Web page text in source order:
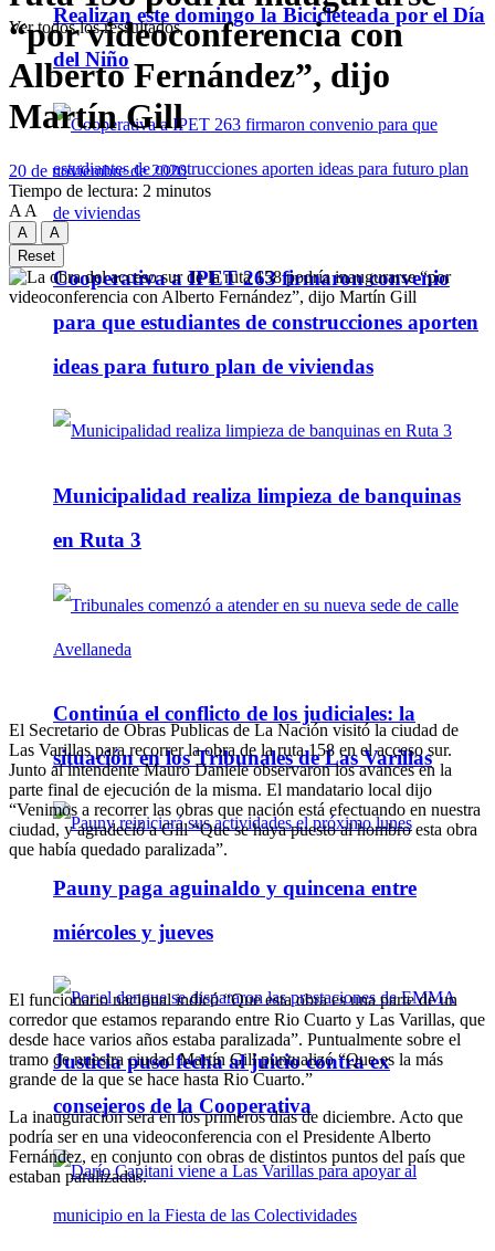
Realizan este domingo la Bicicleteada por el Día
del Niño
Cooperativa a IPET 263 firmaron convenio
para que estudiantes de construcciones aporten
ideas para futuro plan de viviendas
Municipalidad realiza limpieza de banquinas
en Ruta 3
Continúa el conflicto de los judiciales: la
situación en los Tribunales de Las Varillas
Pauny paga aguinaldo y quincena entre
miércoles y jueves
Justicia puso fecha al juicio contra ex
consejeros de la Cooperativa
Ver todos los ressultados
“por videoconferencia con
Alberto Fernández”, dijo
Martín Gill
20 de noviembre de 2020
Tiempo de lectura: 2 minutos
A A
A
A
Reset
El Secretario de Obras Publicas de La Nación visitó la ciudad de
Las Varillas para recorrer la obra de la ruta 158 en el acceso sur.
Junto al intendente Mauro Daniele observaron los avances en la
parte final de ejecución de la misma. El mandatario local dijo
“Venimos a recorrer las obras que nación está efectuando en nuestra
ciudad, y agradeció a Gill “Que se haya puesto al hombro esta obra
que había quedado paralizada”.
El funcionario nacional indicó “Que esta obra es una parte de un
corredor que estamos reparando entre Rio Cuarto y Las Varillas, que
desde hace varios años estaba paralizada”. Puntualmente sobre el
tramo de nuestra ciudad Martín Gill puntualizó “Que es la más
grande de la que se hace hasta Rio Cuarto.”
La inauguración será en los primeros días de diciembre. Acto que
podría ser en una videoconferencia con el Presidente Alberto
Fernández, en conjunto con obras de distintos puntos del país que
estaban paralizadas.